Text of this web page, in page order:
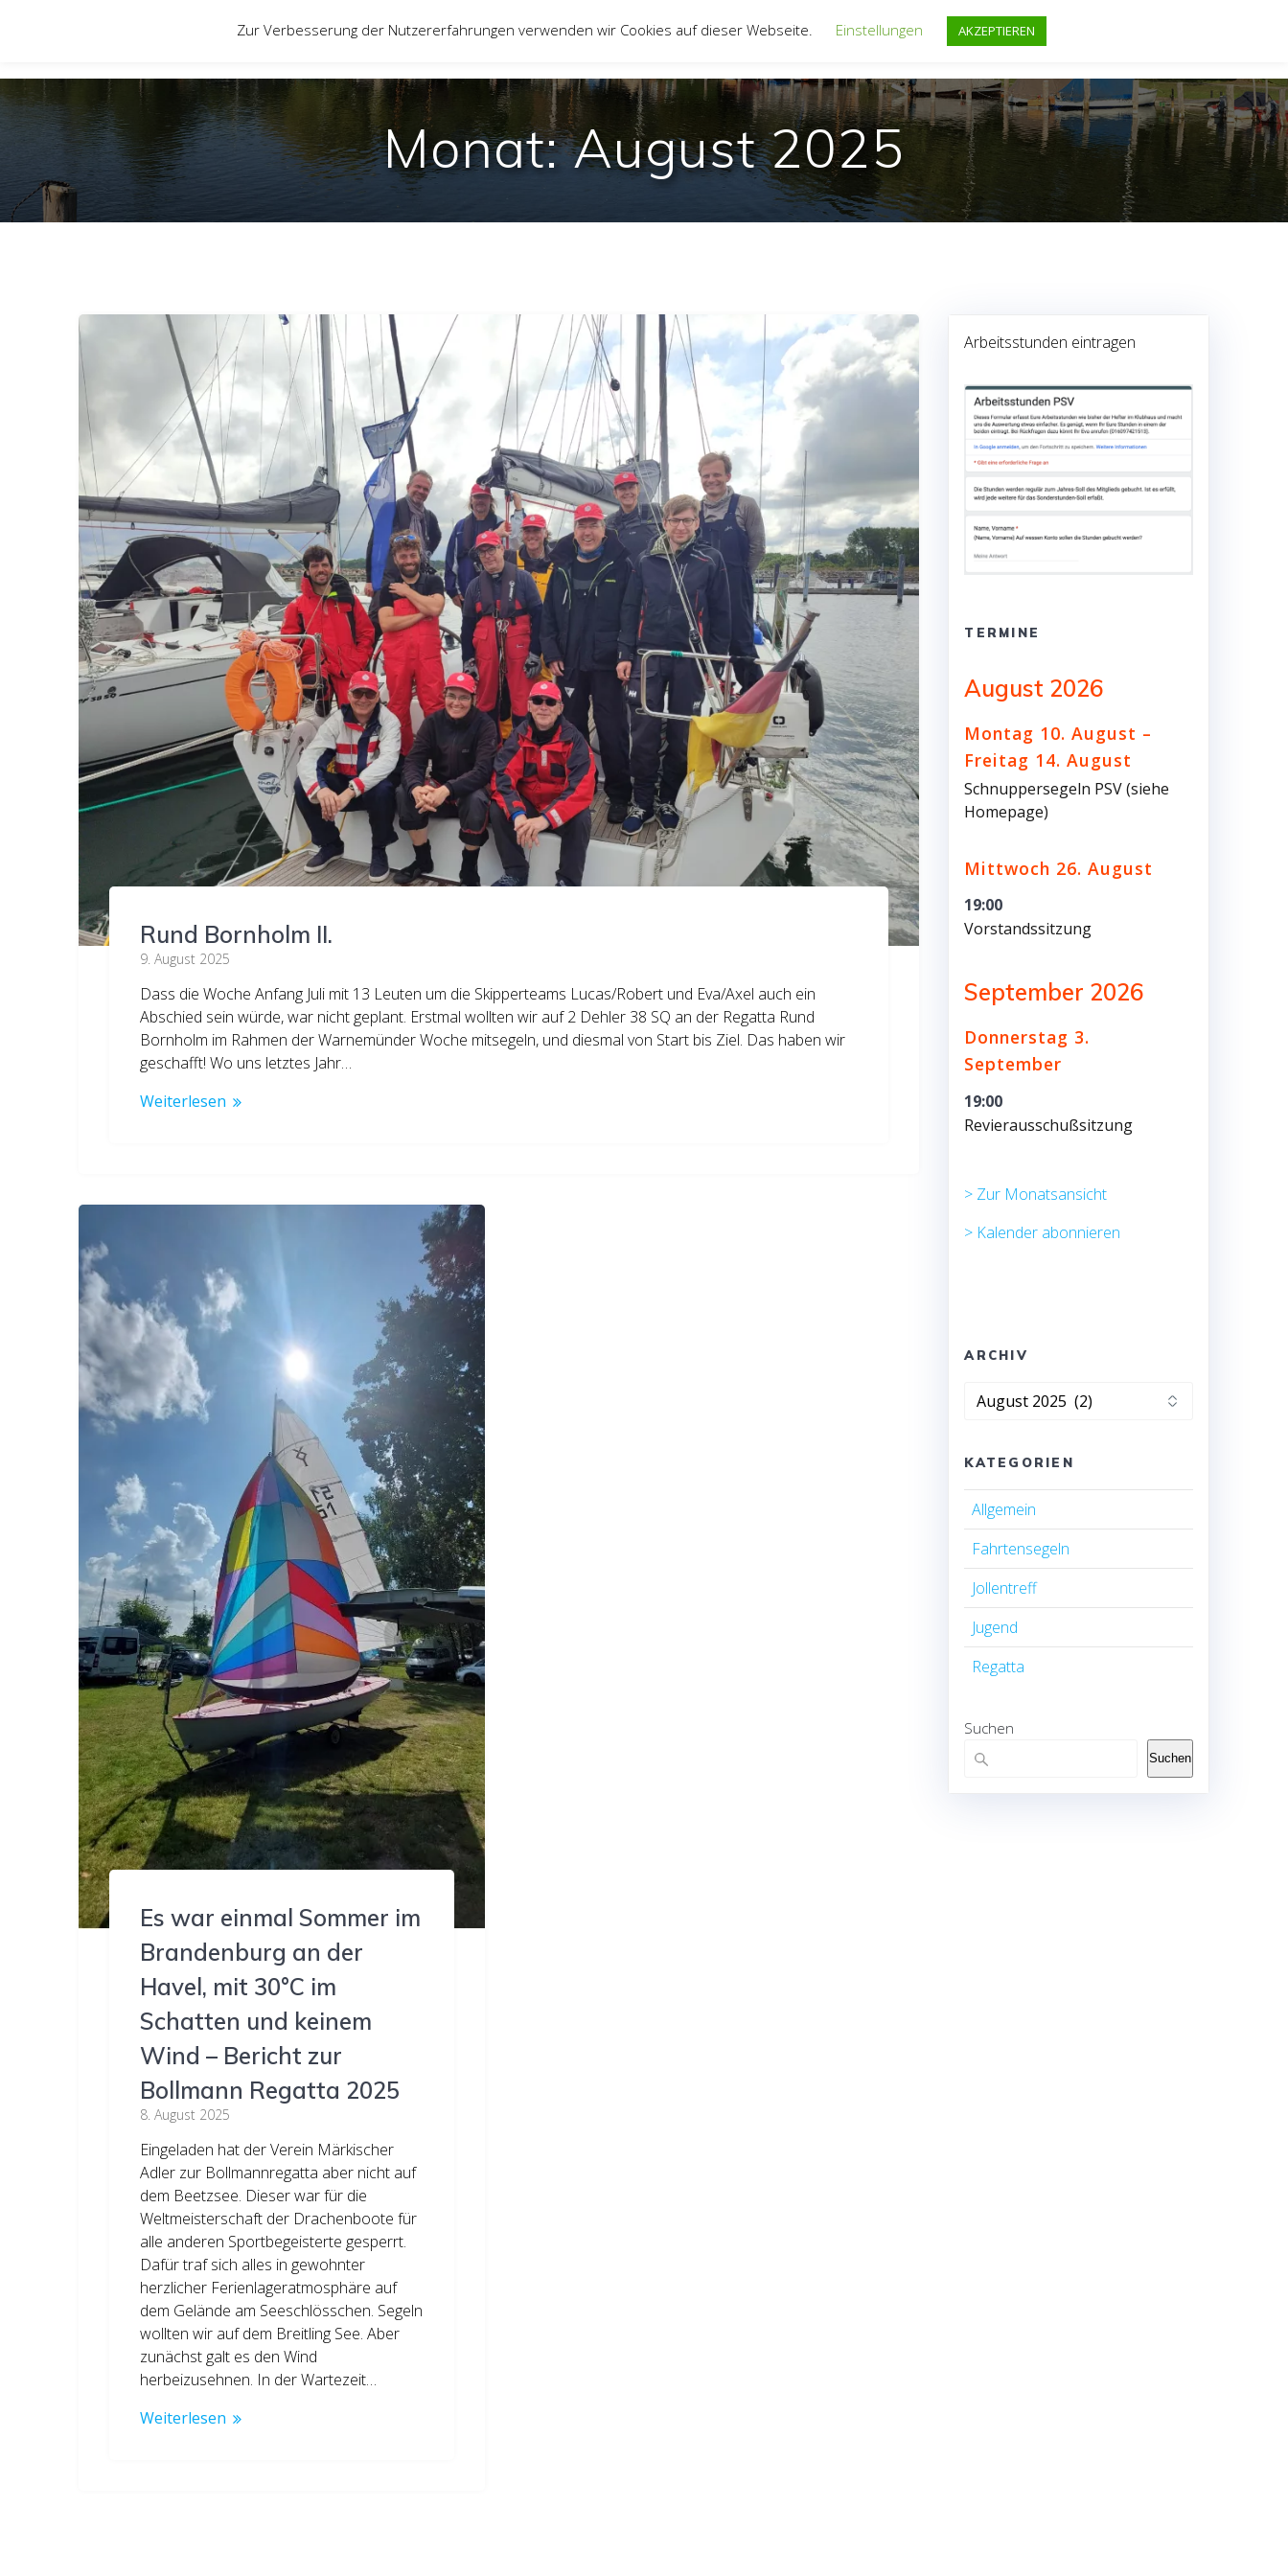
UNSER VEREIN JUGEND JOLLENTREFF REGATTEN FAHRTENSEGELN
Monat:August 2025
Rund Bornholm II.
9. August 2025
Dass die Woche Anfang Juli mit 13 Leuten um die Skipperteams Lucas/Robert und Eva/Axel auch ein
Abschied sein würde, war nicht geplant. Erstmal wollten wir auf 2 Dehler 38 SQ an der Regatta Rund
Bornholm im Rahmen der Warnemünder Woche mitsegeln, und diesmal von Start bis Ziel. Das haben wir
geschafft! Wo uns letztes Jahr…
Weiterlesen
Es war einmal Sommer im
Brandenburg an der
Havel, mit 30°C im
Schatten und keinem
Wind – Bericht zur
Bollmann Regatta 2025
8. August 2025
Eingeladen hat der Verein Märkischer
Adler zur Bollmannregatta aber nicht auf
dem Beetzsee. Dieser war für die
Weltmeisterschaft der Drachenboote für
alle anderen Sportbegeisterte gesperrt.
Dafür traf sich alles in gewohnter
herzlicher Ferienlageratmosphäre auf
dem Gelände am Seeschlösschen. Segeln
wollten wir auf dem Breitling See. Aber
zunächst galt es den Wind
herbeizusehnen. In der Wartezeit…
Weiterlesen
Arbeitsstunden eintragen
TERMINE
August 2026
Montag 10. August –
Freitag 14. August
Schnuppersegeln PSV (siehe
Homepage)
Mittwoch 26. August
19:00
Vorstandssitzung
September 2026
Donnerstag 3.
September
19:00
Revierausschußsitzung
> Zur Monatsansicht
> Kalender abonnieren
ARCHIV
Archiv
KATEGORIEN
Allgemein
Fahrtensegeln
Jollentreff
Jugend
Regatta
Suchen
Suchen
Zur Verbesserung der Nutzererfahrungen verwenden wir Cookies auf dieser Webseite. Einstellungen AKZEPTIEREN